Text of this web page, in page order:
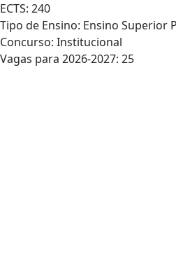
ECTS: 240
Tipo de Ensino: Ensino Superior
Concurso: Institucional
Vagas para 2026-2027: 25